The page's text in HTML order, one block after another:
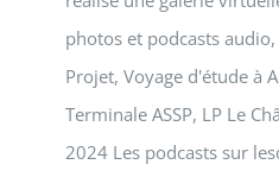
photos et podcasts
Projet, Voyage d'étude à
Terminale ASSP, LP Le
2024 Les podcasts sur